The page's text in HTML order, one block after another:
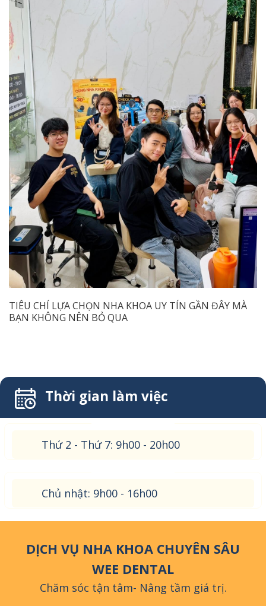
TIÊU CHÍ LỰA CHỌN NHA KHOA UY TÍN GẦN ĐÂY MÀ
BẠN KHÔNG NÊN BỎ QUA
Thời gian làm việc
Thứ 2 - Thứ 7: 9h00 - 20h00
Chủ nhật: 9h00 - 16h00
DỊCH VỤ NHA KHOA CHUYÊN SÂU
WEE DENTAL
Chăm sóc tận tâm- Nâng tầm giá trị.